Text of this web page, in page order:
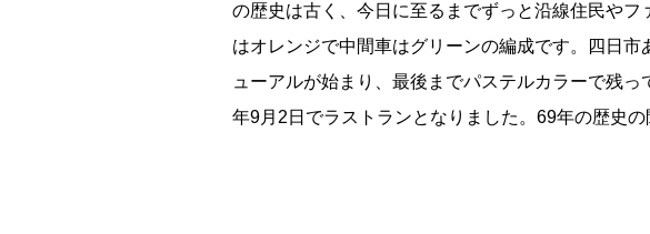
能勢電鉄1700系 引退
平群町総合スポーツセンター ウォーターパーク 閉鎖
の歴史は古く、今日に至るまでずっと沿線住民や
はオレンジで中間車はグリーンの編成です。四日
ューアルが始まり、最後までパステルカラーで残
年9月2日でラストランとなりました。69年の歴史の